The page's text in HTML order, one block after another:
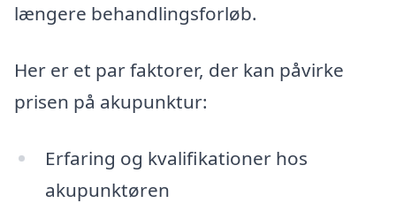
længere behandlingsforløb.
Her er et par faktorer, der kan påvirke
prisen på akupunktur:
Erfaring og kvalifikationer hos
akupunktøren